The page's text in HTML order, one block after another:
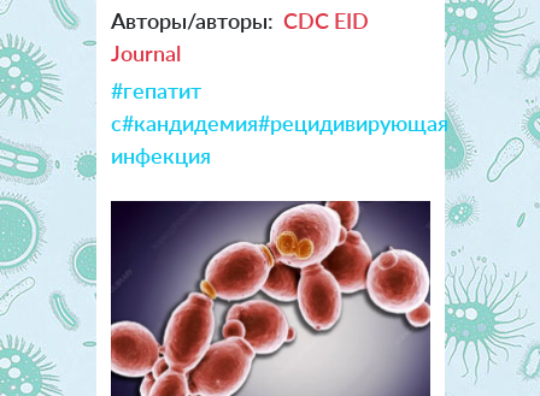
Авторы/авторы: CDC EID
Journal
#гепатит
с#кандидемия#рецидивирующая
инфекция